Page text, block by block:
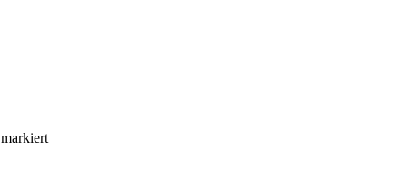
markiert